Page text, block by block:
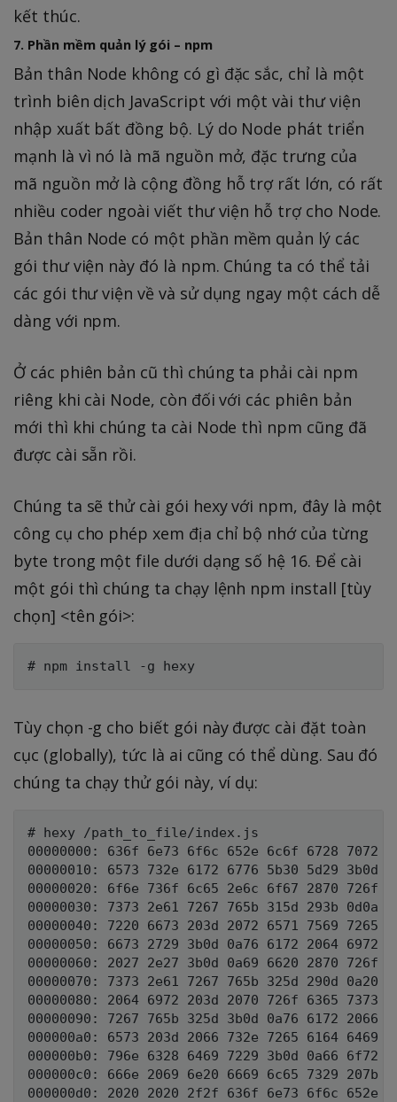
kết thúc.
7. Phần mềm quản lý gói – npm
Bản thân Node không có gì đặc sắc, chỉ là một
trình biên dịch JavaScript với một vài thư viện
nhập xuất bất đồng bộ. Lý do Node phát triển
mạnh là vì nó là mã nguồn mở, đặc trưng của
mã nguồn mở là cộng đồng hỗ trợ rất lớn, có rất
nhiều coder ngoài viết thư viện hỗ trợ cho Node.
Bản thân Node có một phần mềm quản lý các
gói thư viện này đó là npm. Chúng ta có thể tải
các gói thư viện về và sử dụng ngay một cách dễ
dàng với npm.
Ở các phiên bản cũ thì chúng ta phải cài npm
riêng khi cài Node, còn đối với các phiên bản
mới thì khi chúng ta cài Node thì npm cũng đã
được cài sẵn rồi.
Chúng ta sẽ thử cài gói hexy với npm, đây là một
công cụ cho phép xem địa chỉ bộ nhớ của từng
byte trong một file dưới dạng số hệ 16. Để cài
một gói thì chúng ta chạy lệnh npm install [tùy
chọn] <tên gói>:
Tùy chọn -g cho biết gói này được cài đặt toàn
cục (globally), tức là ai cũng có thể dùng. Sau đó
chúng ta chạy thử gói này, ví dụ:
# hexy /path_to_file/index.js
00000000: 636f 6e73 6f6c 652e 6c6f 6728 7072
00000010: 6573 732e 6172 6776 5b30 5d29
00000020: 6f6e 736f 6c65 2e6c 6f67 2870 726f
00000030: 7373 2e61 7267 765b 315d 293b
00000040: 7220 6673 203d 2072 6571 7569
00000050: 6673 2729 3b0d 0a76 6172 2064
00000060: 2027 2e27 3b0d 0a69 6620 2870
00000070: 7373 2e61 7267 765b 325d 290d
00000080: 2064 6972 203d 2070 726f 6365
00000090: 7267 765b 325d 3b0d 0a76 6172
000000a0: 6573 203d 2066 732e 7265 6164
000000b0: 796e 6328 6469 7229 3b0d 0a66
000000c0: 666e 2069 6e20 6669 6c65 7329
000000d0: 2020 2020 2f2f 636f 6e73 6f6c